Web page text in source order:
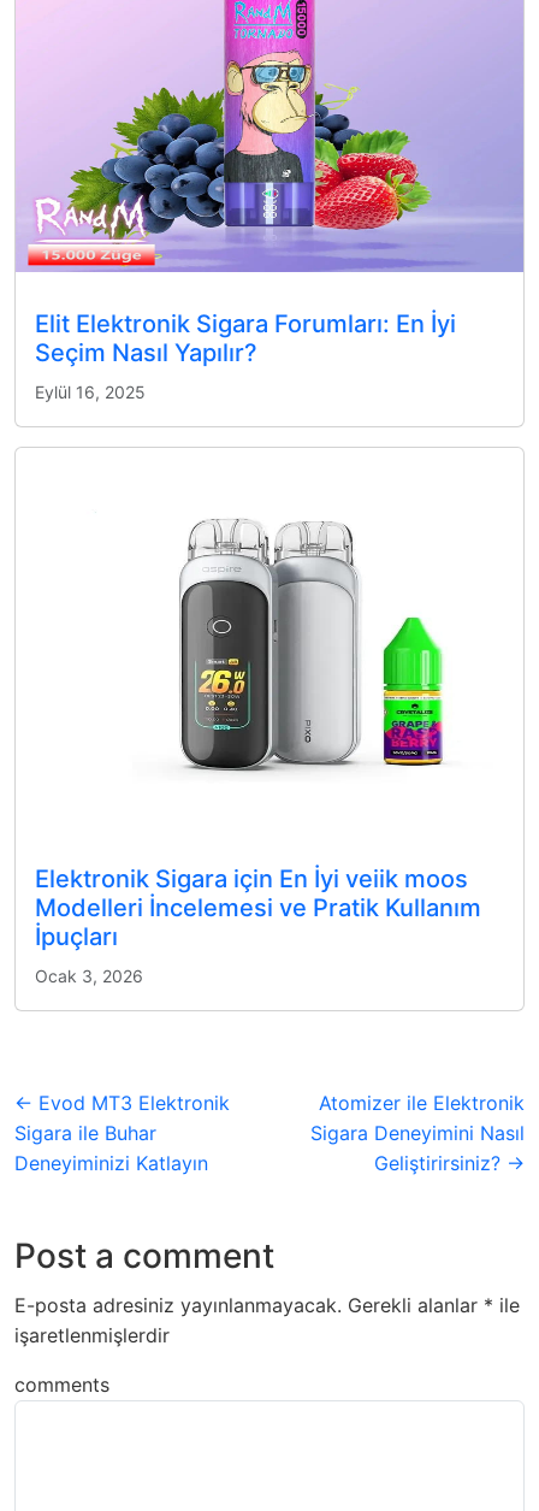
Elit Elektronik Sigara Forumları: En İyi
Seçim Nasıl Yapılır?
Eylül 16, 2025
Elektronik Sigara için En İyi veiik moos
Modelleri İncelemesi ve Pratik Kullanım
İpuçları
Ocak 3, 2026
← Evod MT3 Elektronik
Sigara ile Buhar
Deneyiminizi Katlayın
Atomizer ile Elektronik
Sigara Deneyimini Nasıl
Geliştirirsiniz? →
Post a comment
E-posta adresiniz yayınlanmayacak. Gerekli alanlar * ile
işaretlenmişlerdir
comments